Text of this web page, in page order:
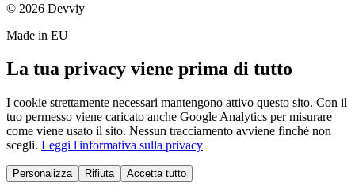
© 2026 Devviy
Made in EU
La tua privacy viene prima di tutto
I cookie strettamente necessari mantengono attivo questo sito. Con il
tuo permesso viene caricato anche Google Analytics per misurare
come viene usato il sito. Nessun tracciamento avviene finché non
scegli. Leggi l'informativa sulla privacy
Personalizza Rifiuta Accetta tutto